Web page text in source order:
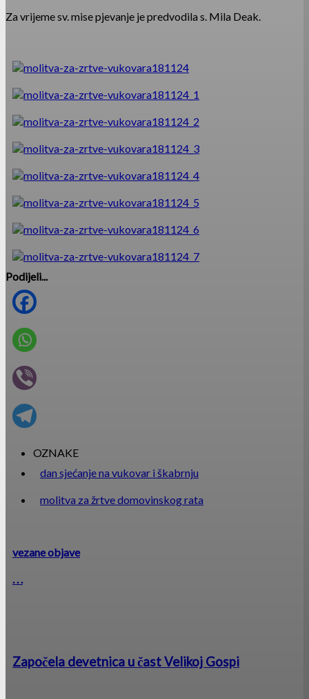
Za vrijeme sv. mise pjevanje je predvodila s. Mila Deak.
Podijeli...
OZNAKE
dan sjećanje na vukovar i škabrnju
molitva za žrtve domovinskog rata
vezane objave
. . .
Započela devetnica u čast Velikoj Gospi